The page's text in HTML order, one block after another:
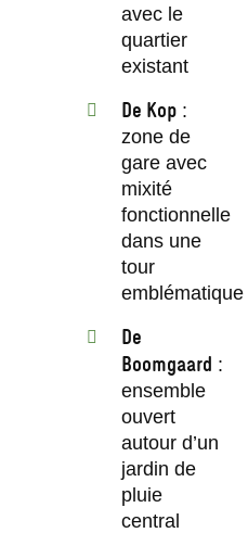
avec le
quartier
existant
De Kop:
zone de
gare avec
mixité
fonctionnelle
dans une
tour
emblématique
De
Boomgaard :
ensemble
ouvert
autour d’un
jardin de
pluie
central